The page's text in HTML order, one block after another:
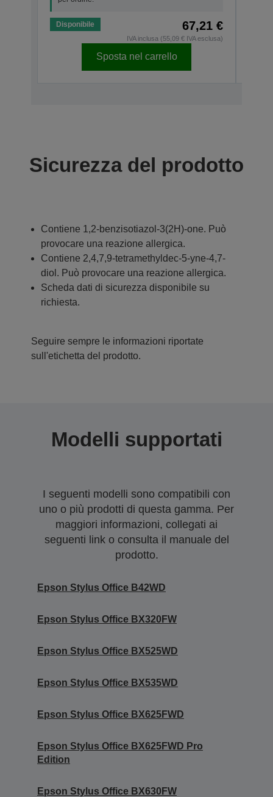
Disponibile 67,21 €
IVA inclusa (55,09 € IVA esclusa)
Sposta nel carrello
Sicurezza del prodotto
Contiene 1,2-benzisotiazol-3(2H)-one. Può
provocare una reazione allergica.
Contiene 2,4,7,9-tetramethyldec-5-yne-4,7-
diol. Può provocare una reazione allergica.
Scheda dati di sicurezza disponibile su
richiesta.
Seguire sempre le informazioni riportate
sull'etichetta del prodotto.
Modelli supportati
I seguenti modelli sono compatibili con
uno o più prodotti di questa gamma. Per
maggiori informazioni, collegati ai
seguenti link o consulta il manuale del
prodotto.
Epson Stylus Office B42WD
Epson Stylus Office BX320FW
Epson Stylus Office BX525WD
Epson Stylus Office BX535WD
Epson Stylus Office BX625FWD
Epson Stylus Office BX625FWD Pro
Edition
Epson Stylus Office BX630FW